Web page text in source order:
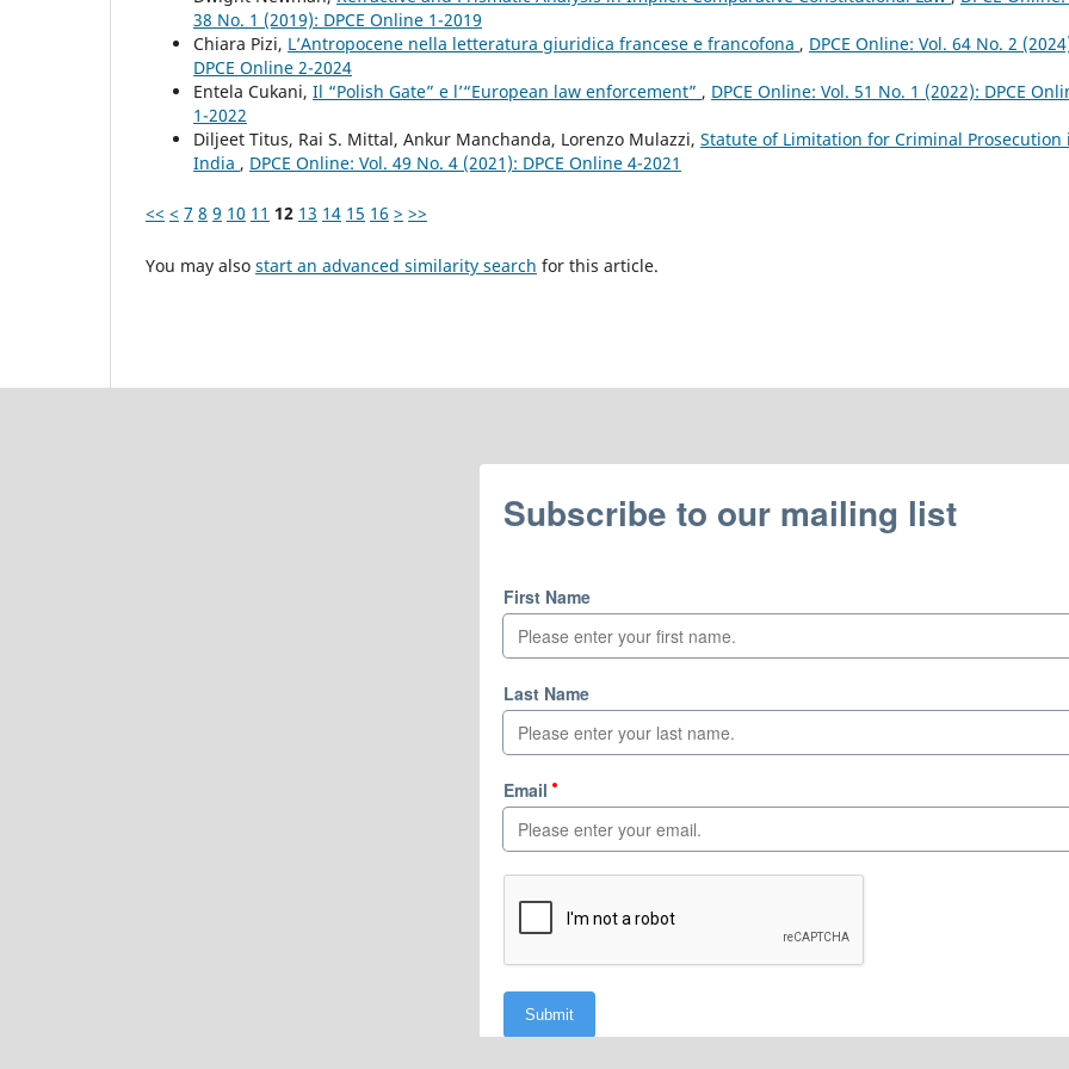
38 No. 1 (2019): DPCE Online 1-2019
Chiara Pizi, L’Antropocene nella letteratura giuridica francese e francofona , DPCE Online: Vol. 64 No. 2
DPCE Online 2-2024
Entela Cukani, Il “Polish Gate” e l’“European law enforcement” , DPCE Online: Vol. 51 No. 1 (2022): DPCE
1-2022
Diljeet Titus, Rai S. Mittal, Ankur Manchanda, Lorenzo Mulazzi, Statute of Limitation for Criminal Prosecution
India , DPCE Online: Vol. 49 No. 4 (2021): DPCE Online 4-2021
<< < 7 8 9 10 11 12 13 14 15 16 > >>
You may also start an advanced similarity search for this article.